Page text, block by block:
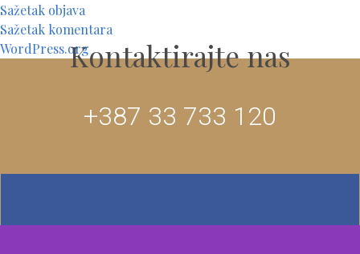
Sažetak objava
Sažetak komentara
WordPress.orgKontaktirajte nas
+387 33 733 120